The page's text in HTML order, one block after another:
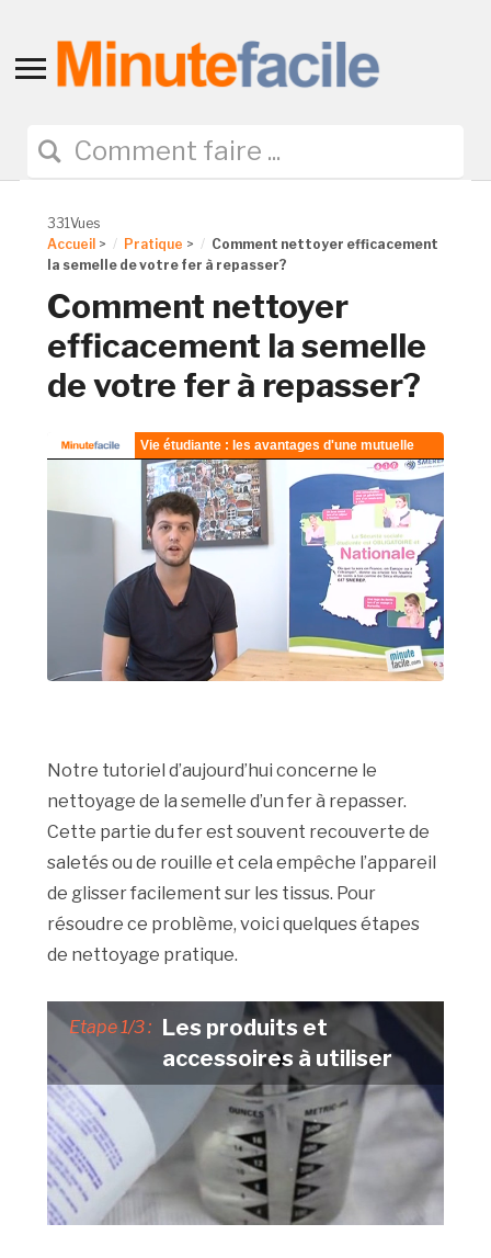
Toggle
navigation
331Vues
Accueil > Pratique >
Comment nettoyer efficacement
la semelle de votre fer à repasser?
Comment nettoyer
efficacement la semelle
de votre fer à repasser?
Notre tutoriel d’aujourd’hui concerne le
nettoyage de la semelle d’un fer à repasser.
Cette partie du fer est souvent recouverte de
saletés ou de rouille et cela empêche l’appareil
de glisser facilement sur les tissus. Pour
résoudre ce problème, voici quelques étapes
de nettoyage pratique.
Etape 1/3 : Les produits et
accessoires à utiliser